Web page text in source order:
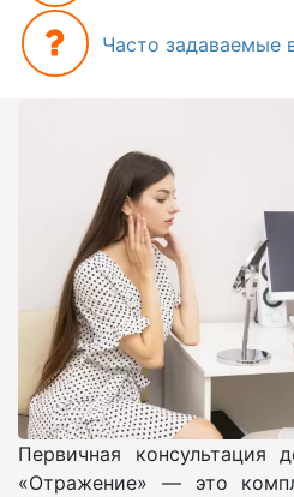
Часто задаваемые
Первичная консультация
«Отражение» — это